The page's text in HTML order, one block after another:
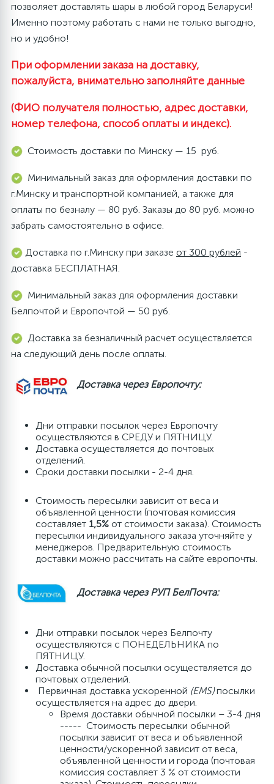
Одноразовая посуда
Шпажки для канапе и десертов
Парики, пряди, бороды и носы
Свечи декоративные
позволяет доставлять шары в любой город Беларуси!
Именно поэтому работать с нами не только выгодно,
но и удобно!
При оформлении заказа на доставку,
пожалуйста, внимательно заполняйте данные
(ФИО получателя полностью, адрес доставки,
номер телефона, способ оплаты и индекс).
Стоимость доставки по Минску — 15 руб.
Минимальный заказ для оформления доставки по
г.Минску и транспортной компанией, а также для
оплаты по безналу — 80 руб. Заказы до 80 руб. можно
забрать самостоятельно в офисе.
Доставка по г.Минску при заказе от 300 рублей -
доставка БЕСПЛАТНАЯ.
Минимальный заказ для оформления доставки
Белпочтой и Европочтой — 50 руб.
Доставка за безналичный расчет осуществляется
на следующий день после оплаты.
Доставка через Европочту:
Дни отправки посылок через Европочту
осуществляются в СРЕДУ и ПЯТНИЦУ.
Доставка осуществляется до почтовых
отделений.
Сроки доставки посылки - 2-4 дня.
Стоимость пересылки зависит от веса и
объявленной ценности (почтовая комиссия
составляет 1,5% от стоимости заказа). Стоимость
пересылки индивидуального заказа уточняйте у
менеджеров. Предварительную стоимость
доставки можно рассчитать на сайте европочты.
Доставка через РУП БелПочта:
Дни отправки посылок через Белпочту
осуществляются с ПОНЕДЕЛЬНИКА по
ПЯТНИЦУ.
Доставка обычной посылки осуществляется до
почтовых отделений.
Первичная доставка ускоренной (EMS)посылки
осуществляется на адрес до двери.
Время доставки обычной посылки – 3-4 дня
----- Стоимость пересылки обычной
посылки зависит от веса и объявленной
ценности/ускоренной зависит от веса,
объявленной ценности и города (почтовая
комиссия составляет 3 % от стоимости